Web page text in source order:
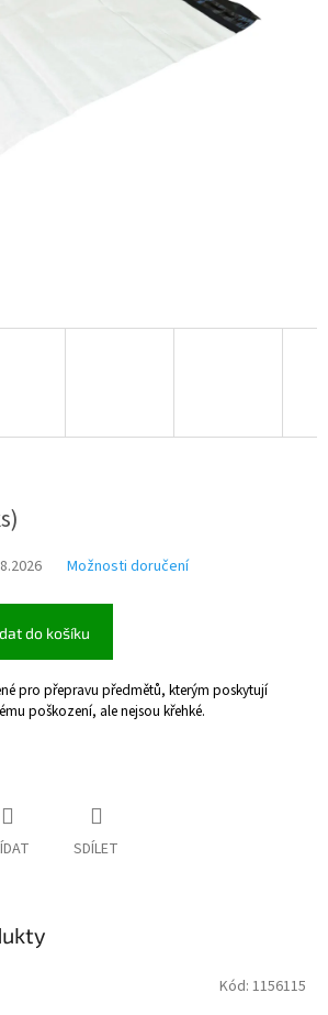
)
Možnosti doručení
do košíku
pro přepravu předmětů, kterým poskytují
poškození, ale nejsou křehké.
SDÍLET
Kód: 1156115